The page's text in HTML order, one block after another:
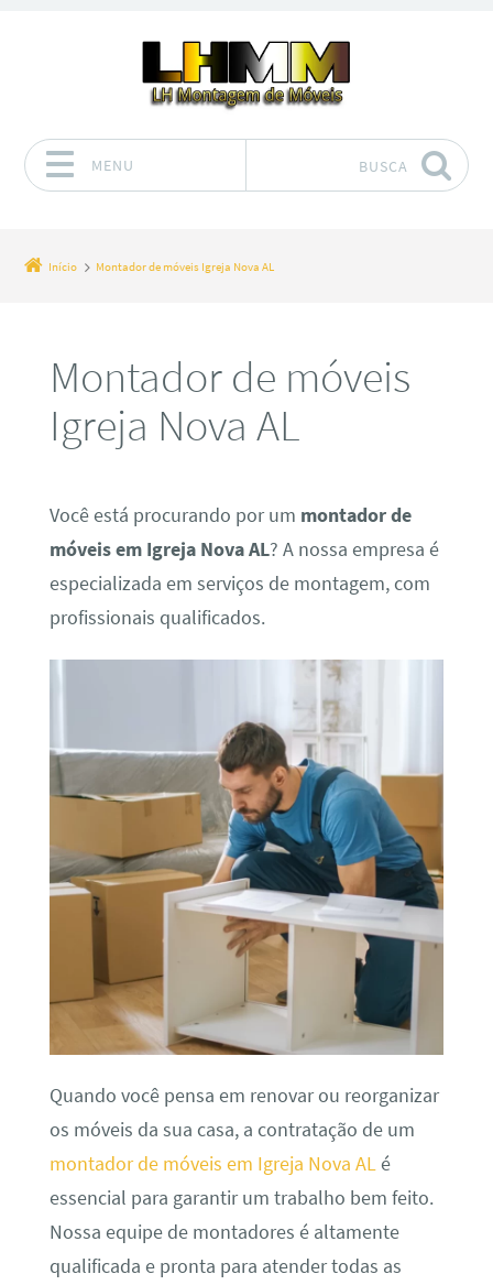
MENU BUSCA
Início Montador de móveis Igreja Nova AL
Montador de móveis
Igreja Nova AL
Você está procurando por um montador de
móveis em Igreja Nova AL? A nossa empresa é
especializada em serviços de montagem, com
profissionais qualificados.
Quando você pensa em renovar ou reorganizar
os móveis da sua casa, a contratação de um
montador de móveis em Igreja Nova ALé
essencial para garantir um trabalho bem feito.
Nossa equipe de montadores é altamente
qualificada e pronta para atender todas as